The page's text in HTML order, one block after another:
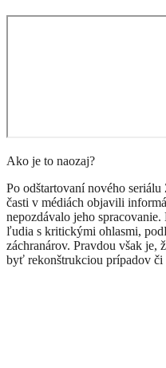
Ako je to naozaj?
Po odštartovaní nového
časti v médiách objavili
nepozdávalo jeho
ľudia s kritickými ohlasmi,
záchranárov. Pravdou však je,
byť rekonštrukciou prípadov či